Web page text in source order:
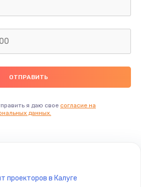
Заказать
замена двигателя
Заказать
я даю свое согласие на
данных.
проекторов в Калуге